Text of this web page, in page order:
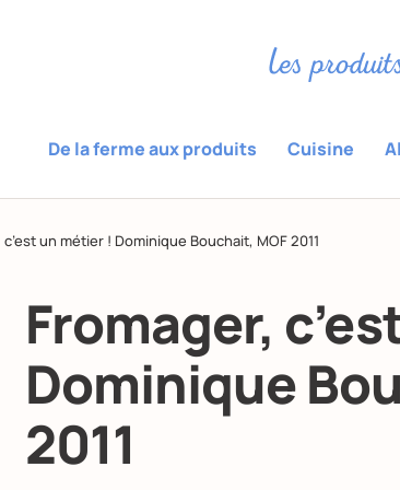
De la ferme aux produits Cuisine
un métier ! Dominique Bouchait, MOF 2011
Fromager,
Dominique
2011